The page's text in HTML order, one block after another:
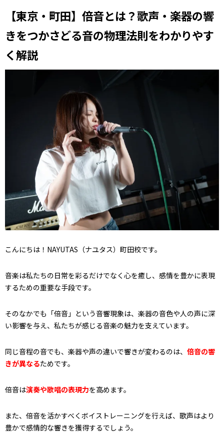
【東京・町田】倍音とは？歌声・楽器の響
きをつかさどる音の物理法則をわかりやす
く解説
こんにちは！NAYUTAS（ナユタス）町田校です。
音楽は私たちの日常を彩るだけでなく心を癒し、感情を豊かに表現
するための重要な手段です。
そのなかでも「倍音」という音響現象は、楽器の音色や人の声に深
い影響を与え、私たちが感じる音楽の魅力を支えています。
同じ音程の音でも、楽器や声の違いで響きが変わるのは、 倍音の響
きが異なるためです。
倍音は演奏や歌唱の表現力を高めます。
また、倍音を活かすべくボイストレーニングを行えば、歌声はより
豊かで感情的な響きを獲得するでしょう。